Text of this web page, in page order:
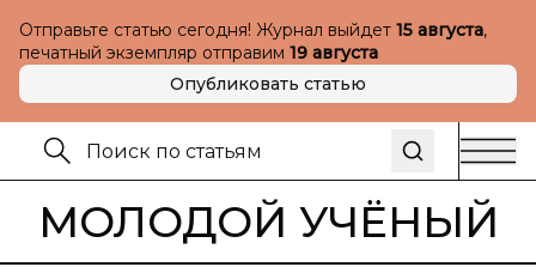
Отправьте статью сегодня! Журнал выйдет 15 августа,
печатный экземпляр отправим 19 августа
Опубликовать статью
МОЛОДОЙ УЧЁНЫЙ